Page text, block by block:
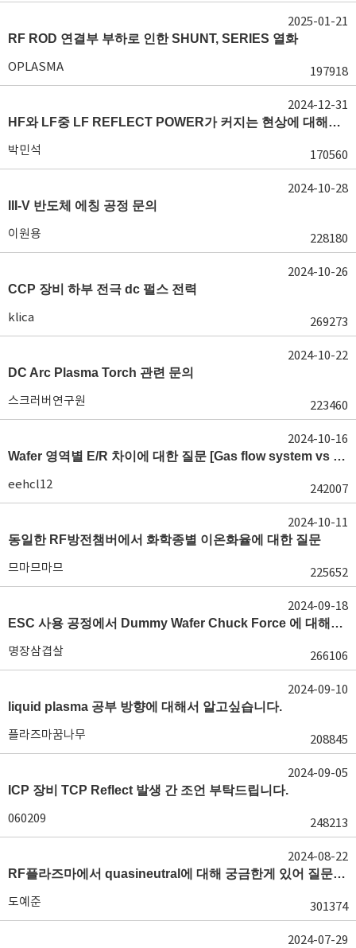
RF ROD 연결부 부하로 인한 SHUNT, SERIES 열화
OPLASMA 197918
2025-01-21
HF와 LF중 LF REFLECT POWER가 커지는 현상에 대해서 도움이 필요합니다.
박민석 170560
2024-12-31
III-V 반도체 에칭 공정 문의
이원용 228180
2024-10-28
CCP 장비 하부 전극 dc 펄스 전력
klica 269273
2024-10-26
DC Arc Plasma Torch 관련 문의
스크러버연구원 223460
2024-10-22
Wafer 영역별 E/R 차이에 대한 질문 [Gas flow system vs E/R]
eehcl12 242007
2024-10-16
동일한 RF방전챔버에서 화학종별 이온화율에 대한 질문
므마므마므 225652
2024-10-11
ESC 사용 공정에서 Dummy Wafer Chuck Force 에 대해서 궁급합니다
명장삼겹살 266106
2024-09-18
liquid plasma 공부 방향에 대해서 알고싶습니다.
플라즈마꿈나무 208845
2024-09-10
ICP 장비 TCP Reflect 발생 간 조언 부탁드립니다.
060209 248213
2024-09-05
RF플라즈마에서 quasineutral에 대해 궁금한게 있어 질문글 올립니다.[quasineutral]
도예준 301374
2024-08-22
2024-07-29